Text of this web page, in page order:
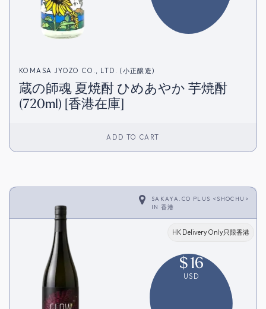
KOMASA JYOZO CO., LTD. (小正醸造)
蔵の師魂 夏焼酎 ひめあやか 芋焼酎
(720ml) [香港在庫]
ADD TO CART
SAKAYA.CO PLUS <SHOCHU>
IN 香港
HK Delivery Only只限香港
$16
USD